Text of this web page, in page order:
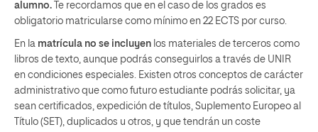
alumno. Te recordamos que en el caso de los grados es
obligatorio matricularse como mínimo en 22 ECTS por curso.
En la matrícula no se incluyen los materiales de terceros como
libros de texto, aunque podrás conseguirlos a través de UNIR
en condiciones especiales. Existen otros conceptos de carácter
administrativo que como futuro estudiante podrás solicitar, ya
sean certificados, expedición de títulos, Suplemento Europeo al
Título (SET), duplicados u otros, y que tendrán un coste